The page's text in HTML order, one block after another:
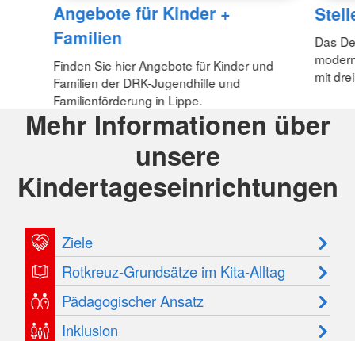
Angebote für Kinder +
Familien
Finden Sie hier Angebote für Kinder und
Familien der DRK-Jugendhilfe und
Familienförderung in Lippe.
Das
mit
Mehr Informationen über
unsere
Kindertageseinrichtungen
Ziele
Rotkreuz-Grundsätze im Kita-Alltag
Pädagogischer Ansatz
Inklusion